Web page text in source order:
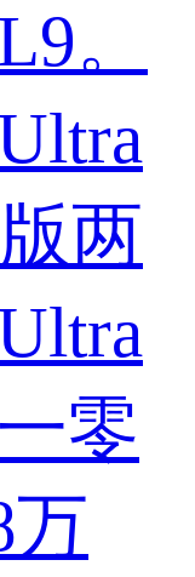
。
两
零
万